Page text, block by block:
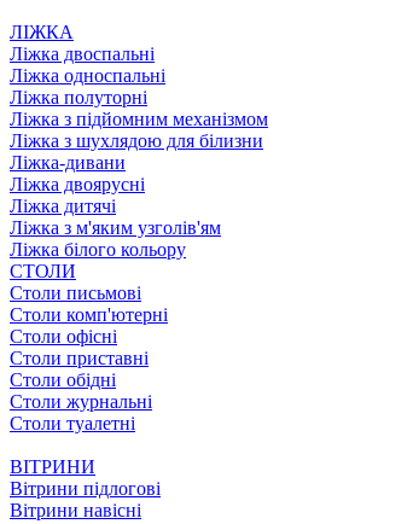
ЛІЖКА
Ліжка двоспальні
Ліжка односпальні
Ліжка полуторні
Ліжка з підйомним механізмом
Ліжка з шухлядою для білизни
Ліжка-дивани
Ліжка двоярусні
Ліжка дитячі
Ліжка з м'яким узголів'ям
Ліжка білого кольору
СТОЛИ
Столи письмові
Столи комп'ютерні
Столи офісні
Столи приставні
Столи обідні
Столи журнальні
Столи туалетні
ВІТРИНИ
Вітрини підлогові
Вітрини навісні